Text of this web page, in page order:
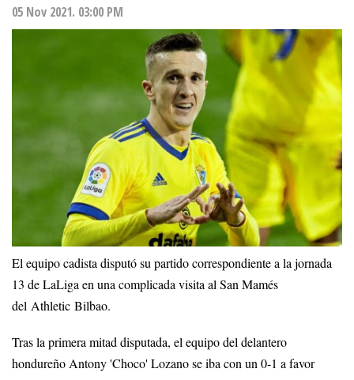
05 Nov 2021. 03:00 PM
El equipo cadista disputó su partido correspondiente a la jornada
13 de LaLiga en una complicada visita al San Mamés
del Athletic Bilbao.
Tras la primera mitad disputada, el equipo del delantero
hondureño Antony 'Choco' Lozano se iba con un 0-1 a favor